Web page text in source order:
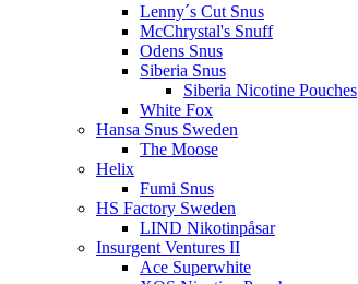
Lenny´s Cut Snus
McChrystal's Snuff
Odens Snus
Siberia Snus
Siberia Nicotine Pouches
White Fox
Hansa Snus Sweden
The Moose
Helix
Fumi Snus
HS Factory Sweden
LIND Nikotinpåsar
Insurgent Ventures II
Ace Superwhite